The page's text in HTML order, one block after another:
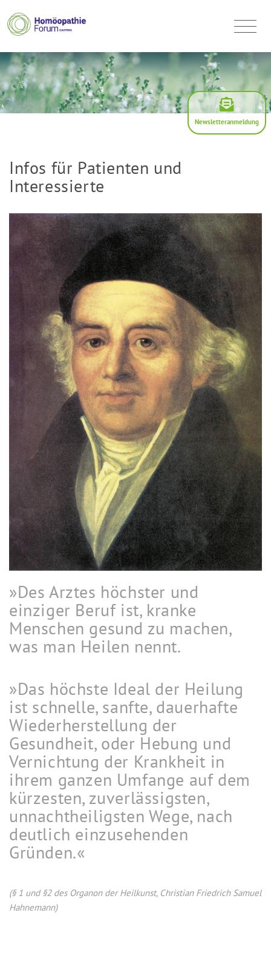
Newsletteranmeldung
Infos für Patienten und
Interessierte
»Des Arztes höchster und
einziger Beruf ist, kranke
Menschen gesund zu machen,
was man Heilen nennt.
»Das höchste Ideal der Heilung
ist schnelle, sanfte, dauerhafte
Wiederherstellung der
Gesundheit, oder Hebung und
Vernichtung der Krankheit in
ihrem ganzen Umfange auf dem
kürzesten, zuverlässigsten,
unnachtheiligsten Wege, nach
deutlich einzusehenden
Gründen.«
(§ 1 und §2 des Organon der Heilkunst, Christian Friedrich Samuel
Hahnemann)